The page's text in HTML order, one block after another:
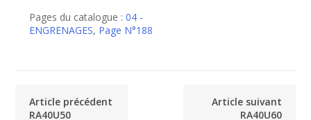
Pages du catalogue :04 -
ENGRENAGES, Page N°188
Article précédent
RA40U50
Article suivant
RA40U60